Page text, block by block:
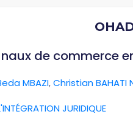
de commerce
MBAZI,Christian BAHATI
JURIDIQUE